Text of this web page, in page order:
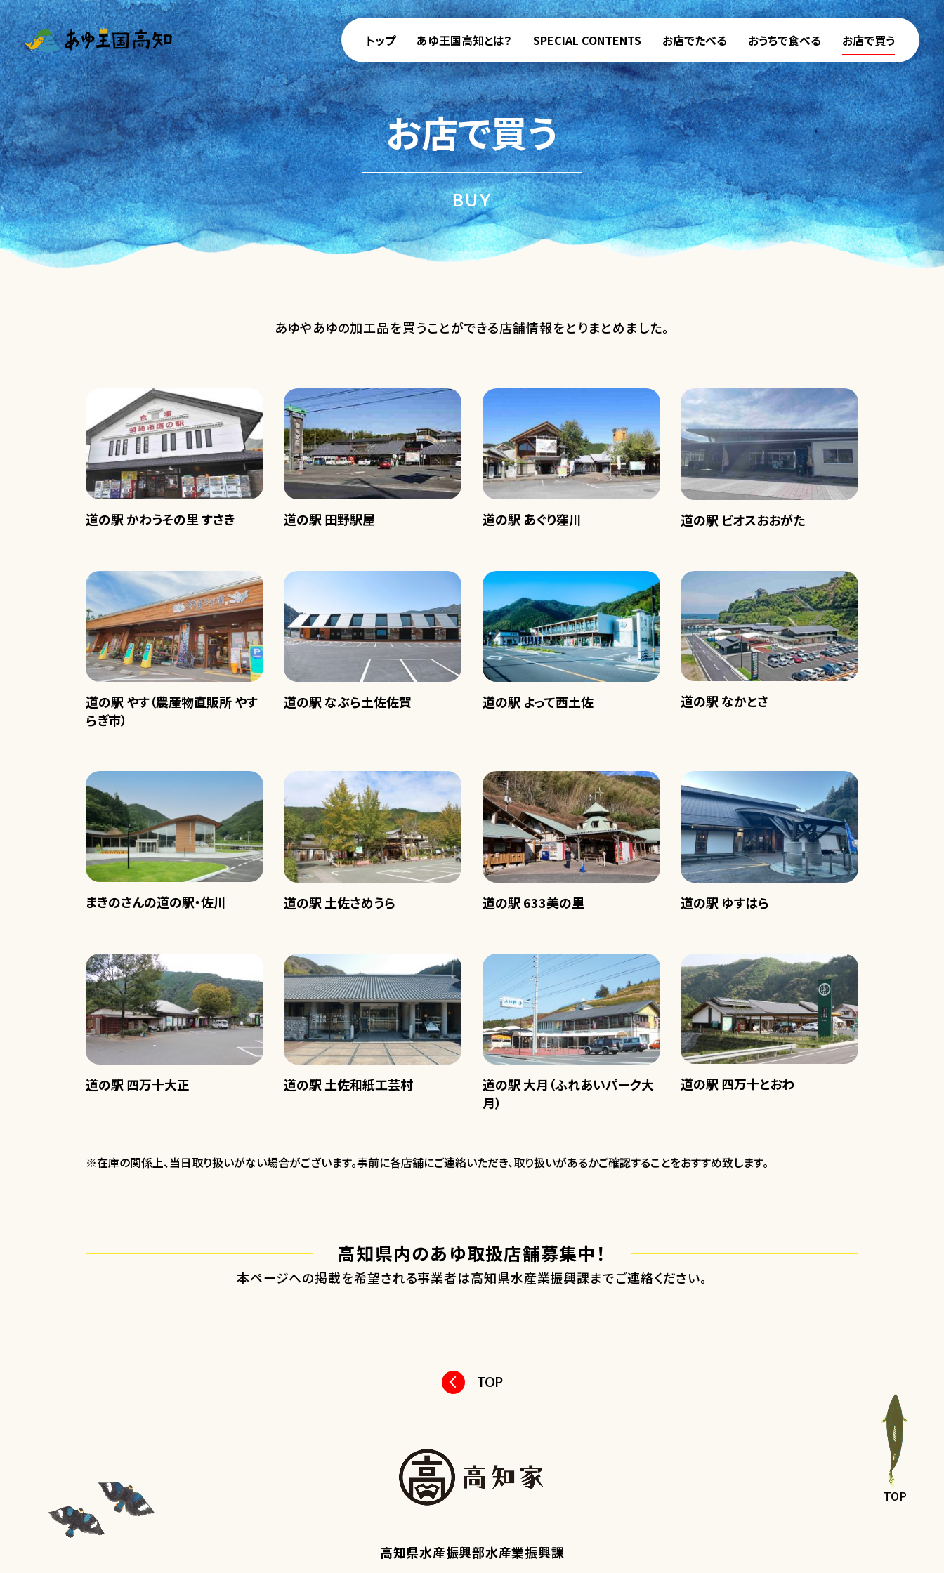
トップ あゆ王国高知とは？ SPECIAL CONTENTS お店でたべる おうちで食べる お店で買う
お店で買う
BUY
あゆやあゆの加工品を買うことができる店舗情報をとりまとめました。
道の駅 かわうその里 すさき 道の駅 田野駅屋 道の駅 あぐり窪川 道の駅 ビオスおおがた
道の駅 やす（農産物直販所 やす
らぎ市）
道の駅 なぶら土佐佐賀 道の駅 よって西土佐 道の駅 なかとさ
まきのさんの道の駅・佐川 道の駅 土佐さめうら 道の駅 633美の里 道の駅 ゆすはら
道の駅 四万十大正 道の駅 土佐和紙工芸村
道の駅 大月（ふれあいパーク大
月）
道の駅 四万十とおわ
※在庫の関係上、当日取り扱いがない場合がございます。事前に各店舗にご連絡いただき、取り扱いがあるかご確認することをおすすめ致します。
高知県内のあゆ取扱店舗募集中！
本ページへの掲載を希望される事業者は高知県水産業振興課までご連絡ください。
TOP
高知県水産振興部水産業振興課
TOP